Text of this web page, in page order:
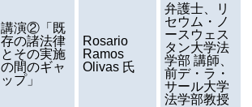
講演②「既
存の諸法律
とその実施
の間のギャ
ップ」
Rosario
Ramos
Olivas 氏
弁護士、リ
セウム・ノ
ースウェス
タン大学法
学部 講師、
前デ・ラ・
サール大学
法学部教授